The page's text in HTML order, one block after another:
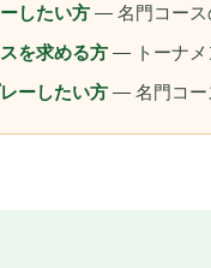
したい方 — 名門コース
を求める方 — トーナメ
ーしたい方 — 名門コー